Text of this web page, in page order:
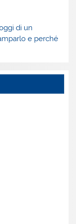
di un
e perché